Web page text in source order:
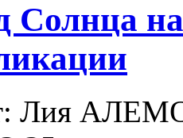
Солнца
Лия